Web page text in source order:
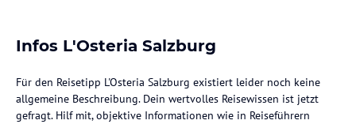
Infos L'Osteria Salzburg
Für den Reisetipp L'Osteria Salzburg existiert leider noch keine
allgemeine Beschreibung. Dein wertvolles Reisewissen ist jetzt
gefragt. Hilf mit, objektive Informationen wie in Reiseführern